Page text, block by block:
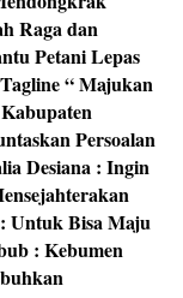
Raga dan
Petani Lepas
“ Majukan
Persoalan
Desiana : Ingin
Untuk Bisa Maju
: Kebumen